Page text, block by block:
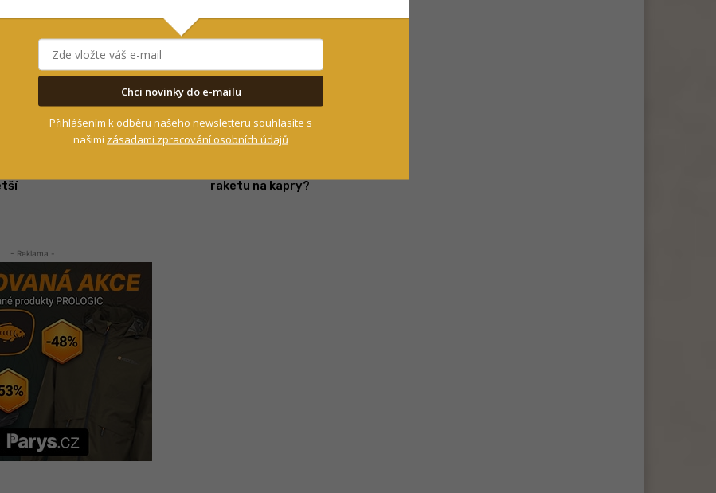
našeho newsletteru souhlasíte s
0| VSTOUPIT DO DISKUZE
raketu na kapry?
- Reklama -
Chci novinky do e-mailu
Přihlášením k odběru našeho newsletteru souhlasíte s
našimi zásadami zpracování osobních údajů